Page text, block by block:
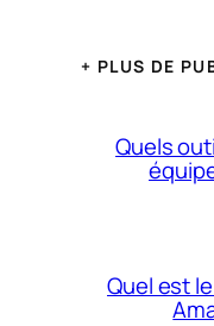
+ PLUS DE
Quels
Quel est